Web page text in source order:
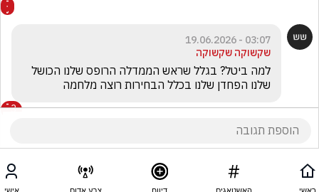
03:07 - 19.06.2026
שקשוקה שקשוקה
שלנו הפחדן שלנו בכלל הבחירות רוצה מלחמה
3
הצג את כל